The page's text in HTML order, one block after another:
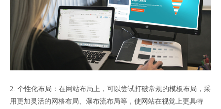
2. 个性化布局：在网站布局上，可以尝试打破常规的模板布局，采
用更加灵活的网格布局、瀑布流布局等，使网站在视觉上更具特